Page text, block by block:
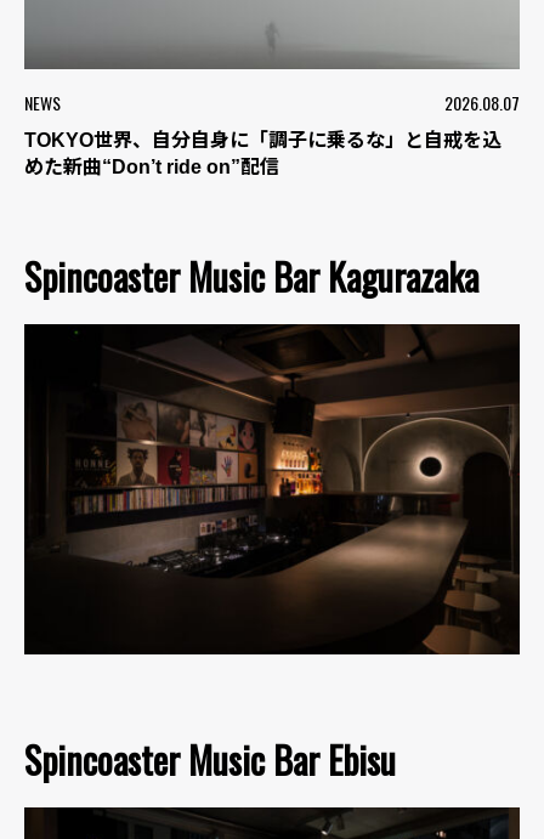
NEWS 2026.08.07
TOKYO世界、自分自身に「調子に乗るな」と自戒を込
めた新曲“Don’t ride on”配信
Spincoaster Music Bar Kagurazaka
Spincoaster Music Bar Ebisu